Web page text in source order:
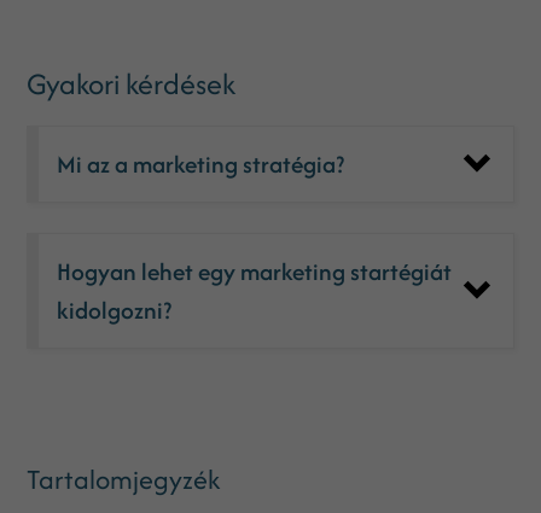
Gyakori kérdések
Mi az a marketing stratégia?
Hogyan lehet egy marketing startégiát
kidolgozni?
Tartalomjegyzék